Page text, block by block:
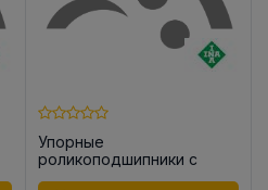
Упорные
роликоподшипники с